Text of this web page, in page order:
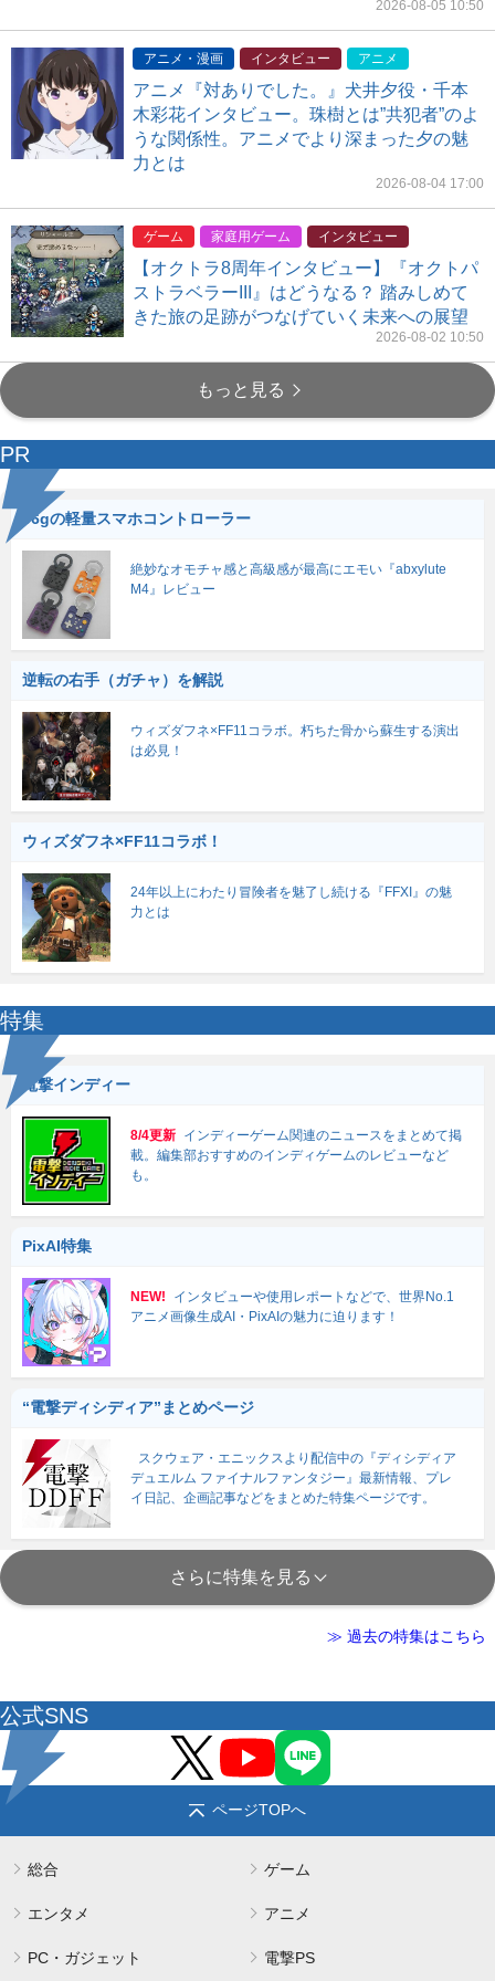
2026-08-05 10:50
アニメ・漫画 インタビュー アニメ
アニメ『対ありでした。』犬井夕役・千本
木彩花インタビュー。珠樹とは”共犯者”のよ
うな関係性。アニメでより深まった夕の魅
力とは
2026-08-04 17:00
ゲーム 家庭用ゲーム インタビュー
【オクトラ8周年インタビュー】『オクトパ
ストラベラーIII』はどうなる？ 踏みしめて
きた旅の足跡がつなげていく未来への展望
2026-08-02 10:50
もっと見る
PR
56gの軽量スマホコントローラー
絶妙なオモチャ感と高級感が最高にエモい『abxylute
M4』レビュー
逆転の右手（ガチャ）を解説
ウィズダフネ×FF11コラボ。朽ちた骨から蘇生する演出
は必見！
ウィズダフネ×FF11コラボ！
24年以上にわたり冒険者を魅了し続ける『FFXI』の魅
力とは
特集
電撃インディー
8/4更新 インディーゲーム関連のニュースをまとめて掲
載。編集部おすすめのインディゲームのレビューなど
も。
PixAI特集
NEW!
インタビューや使用レポートなどで、世界No.1
アニメ画像生成AI・PixAIの魅力に迫ります！
“電撃ディシディア”まとめページ
スクウェア・エニックスより配信中の『ディシディア
デュエルム ファイナルファンタジー』最新情報、プレ
イ日記、企画記事などをまとめた特集ページです。
さらに特集を見る
≫ 過去の特集はこちら
公式SNS
ページTOPへ
総合 ゲーム
エンタメ アニメ
PC・ガジェット 電撃PS